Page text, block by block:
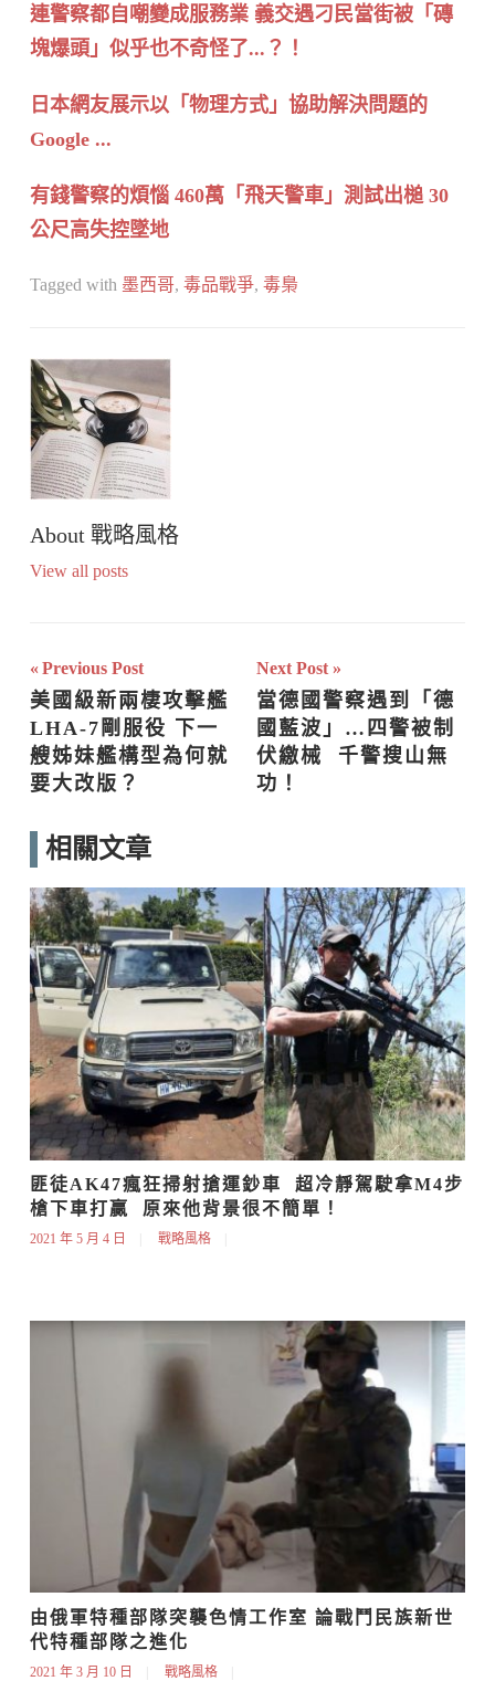
連警察都自嘲變成服務業 義交遇刁民當街被「磚
塊爆頭」似乎也不奇怪了...？！
日本網友展示以「物理方式」協助解決問題的
Google ...
有錢警察的煩惱 460萬「飛天警車」測試出槌 30
公尺高失控墜地
Tagged with 墨西哥, 毒品戰爭, 毒梟
About 戰略風格
View all posts
文
章
導
覽
Previous Post
美國級新兩棲攻擊艦
LHA-7剛服役 下一
艘姊妹艦構型為何就
要大改版？
Next Post
當德國警察遇到「德
國藍波」…四警被制
伏繳械  千警搜山無
功！
相關文章
匪徒AK47瘋狂掃射搶運鈔車  超冷靜駕駛拿M4步
槍下車打贏  原來他背景很不簡單！
2021 年 5 月 4 日 戰略風格
由俄軍特種部隊突襲色情工作室 論戰鬥民族新世
代特種部隊之進化
2021 年 3 月 10 日 戰略風格